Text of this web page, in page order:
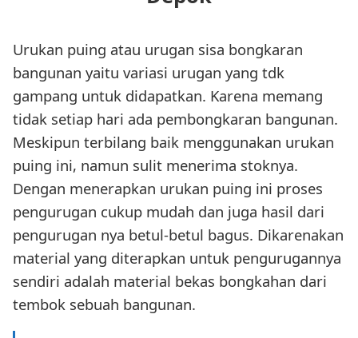
Urukan puing atau urugan sisa bongkaran
bangunan yaitu variasi urugan yang tdk
gampang untuk didapatkan. Karena memang
tidak setiap hari ada pembongkaran bangunan.
Meskipun terbilang baik menggunakan urukan
puing ini, namun sulit menerima stoknya.
Dengan menerapkan urukan puing ini proses
pengurugan cukup mudah dan juga hasil dari
pengurugan nya betul-betul bagus. Dikarenakan
material yang diterapkan untuk pengurugannya
sendiri adalah material bekas bongkahan dari
tembok sebuah bangunan.